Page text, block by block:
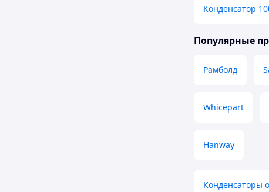
Конденсатор
Популярные
Рамболд
Whicepart
Hanway
Конденсаторы